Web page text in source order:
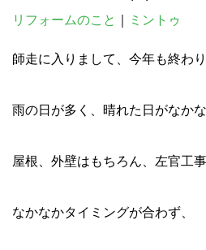
リフォームのこと
ミントゥ
師走に入りまして、今年も終わ
雨の日が多く、晴れた日がなか
屋根、外壁はもちろん、左官工
なかなかタイミングが合わず、